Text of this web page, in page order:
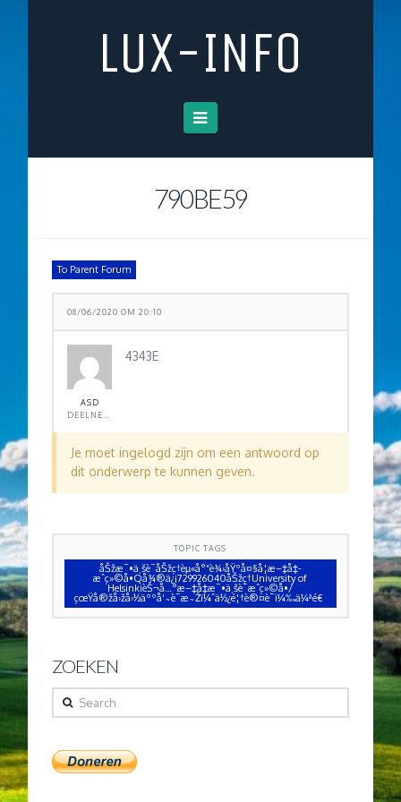
LUX-INFO
Navigation
790BE59
To Parent Forum
08/06/2020 OM 20:10
ASD
4343E
Je moet ingelogd zijn om een antwoord op
dit onderwerp te kunnen geven.
TOPIC TAGS
åŠžæ¯•ä¸šè¯åŠžç†èµ«å°”è¾›åŸºå¤§å­¦æ–‡å‡­
æˆç»©å•Qå¾®ä¿¡729926040åŠžç†University of
HelsinkièŠ¬å…°æ–‡å‡­æ¯•ä¸šè¯æˆç»©å•/
çœŸå®žå›žå›½äººå‘˜è¯æ˜Žï¼ˆä½¿é¦†è®¤è¯ï¼‰ä¼ªé€
ZOEKEN
Search